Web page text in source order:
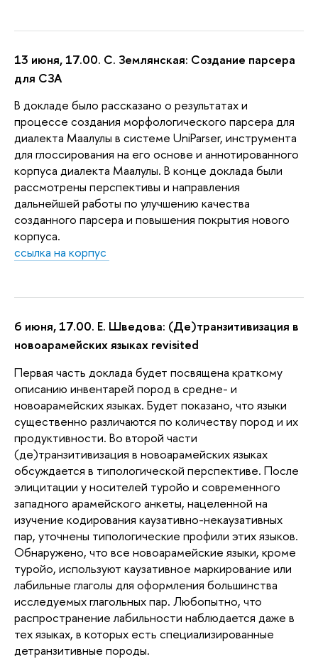
13 июня, 17.00. С. Землянская: Создание парсера
для СЗА
В докладе было рассказано о результатах и
процессе создания морфологического парсера для
диалекта Маалулы в системе UniParser, инструмента
для глоссирования на его основе и аннотированного
корпуса диалекта Маалулы. В конце доклада были
рассмотрены перспективы и направления
дальнейшей работы по улучшению качества
созданного парсера и повышения покрытия нового
корпуса.
ссылка на корпус
6 июня, 17.00. Е. Шведова: (Де)транзитивизация в
новоарамейских языках revisited
Первая часть доклада будет посвящена краткому
описанию инвентарей пород в средне- и
новоарамейских языках. Будет показано, что языки
существенно различаются по количеству пород и их
продуктивности. Во второй части
(де)транзитивизация в новоарамейских языках
обсуждается в типологической перспективе. После
элицитации у носителей туройо и современного
западного арамейского анкеты, нацеленной на
изучение кодирования каузативно-некаузативных
пар, уточнены типологические профили этих языков.
Обнаружено, что все новоарамейские языки, кроме
туройо, используют каузативное маркирование или
лабильные глаголы для оформления большинства
исследуемых глагольных пар. Любопытно, что
распространение лабильности наблюдается даже в
тех языках, в которых есть специализированные
детранзитивные породы.